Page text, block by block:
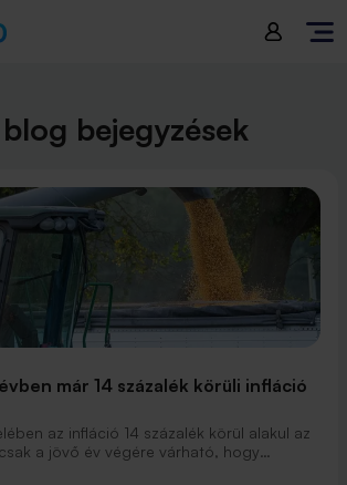
bejegyzések
már 14 százalék körüli infláció
az infláció 14 százalék körül alakul az
a jövő év végére várható, hogy
körüli, normálisnak mondható értékre.